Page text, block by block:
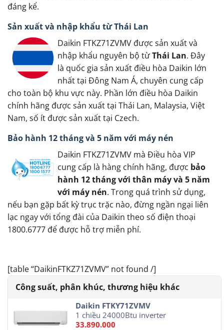
đáng kể.
Sản xuất và nhập khẩu từ Thái Lan
Daikin FTKZ71ZVMV được sản xuất và
nhập khẩu nguyên bộ từThái Lan. Đây
là quốc gia sản xuất điều hòa Daikin lớn
nhất tại Đông Nam Á, chuyên cung cấp
cho toàn bộ khu vực này. Phần lớn điều hòa Daikin
chính hãng được sản xuất tại Thái Lan, Malaysia, Việt
Nam, số ít được sản xuất tại Czech.
Bảo hành 12 tháng và 5 năm với máy nén
Daikin FTKZ71ZVMV mà Điều hòa VIP
cung cấp là hàng chính hãng, được bảo
hành 12 tháng với thân máy và 5 năm
với máy nén. Trong quá trình sử dụng,
nếu bạn gặp bất kỳ trục trặc nào, đừng ngần ngại liên
lạc ngay với tổng đài của Daikin theo số điện thoại
1800.6777 để được hỗ trợ miễn phí.
[table “DaikinFTKZ71ZVMV” not found /]
Daikin FTKY71ZVMV
1 chiều 24000Btu inverter
33.890.000